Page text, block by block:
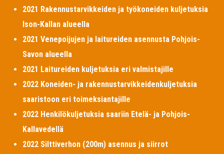
2021 Rakennustarvikkeiden ja työkoneiden kuljetuksia
Ison-Kallan alueella
2021 Venepoijujen ja laitureiden asennusta Pohjois-
Savon alueella
2021 Laitureiden kuljetuksia eri valmistajille
2022 Koneiden- ja rakennustarvikkeidenkuljetuksia
saaristoon eri toimeksiantajille
2022 Henkilökuljetuksia saariin Etelä- ja Pohjois-
Kallavedellä
2022 Silttiverhon (200m) asennus ja siirrot